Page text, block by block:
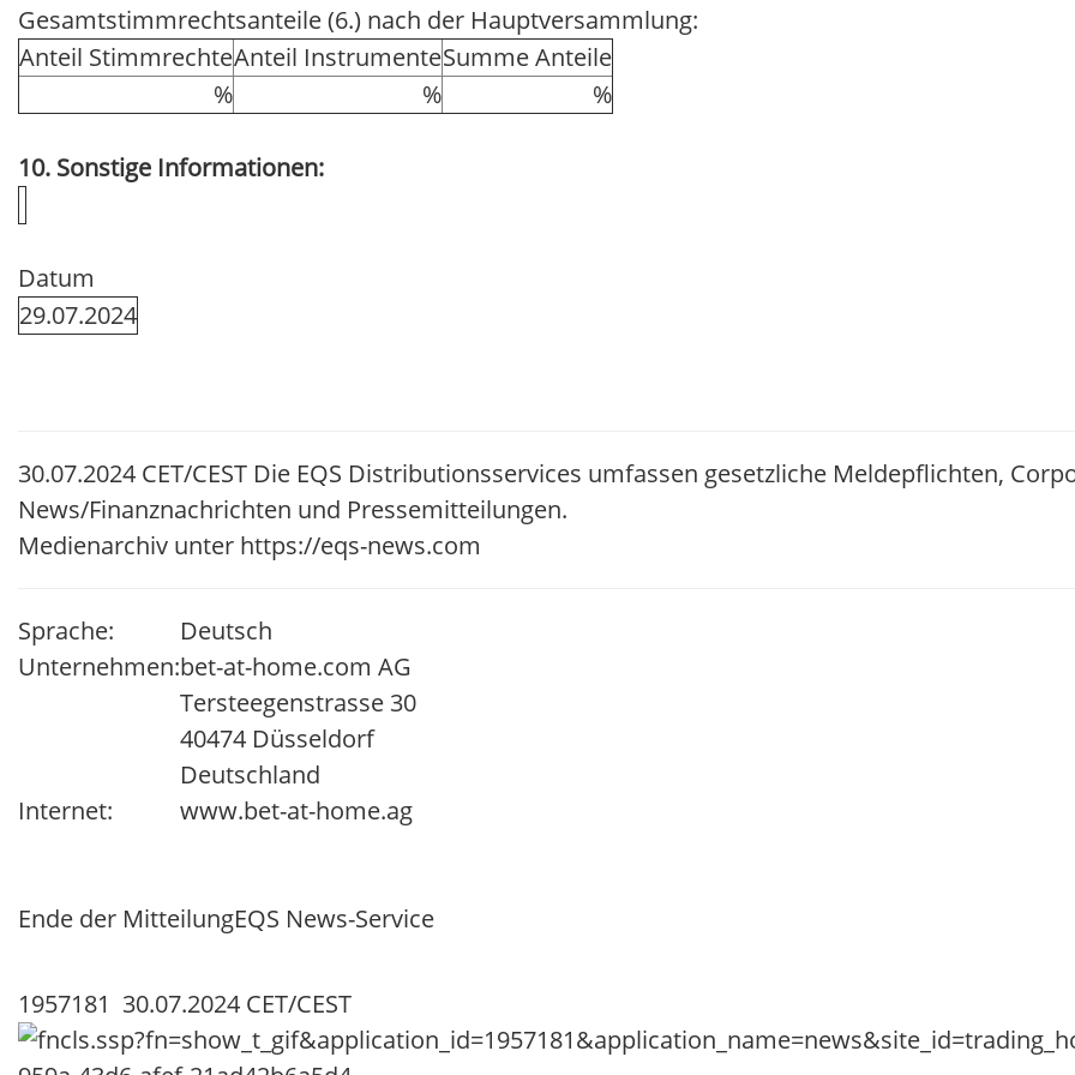
Gesamtstimmrechtsanteile (6.) nach der Hauptversammlung:
Anteil StimmrechteAnteil InstrumenteSumme Anteile
%
% %
10. Sonstige Informationen:
Datum
29.07.2024
30.07.2024 CET/CEST Die EQS Distributionsservices umfassen gesetzliche Meldepflichten,
News/Finanznachrichten und Pressemitteilungen.
Medienarchiv unter https://eqs-news.com
Sprache:
Deutsch
Unternehmen:bet-at-home.com AG
Tersteegenstrasse 30
40474 Düsseldorf
Deutschland
Internet:
www.bet-at-home.ag
Ende der MitteilungEQS News-Service
1957181 30.07.2024 CET/CEST